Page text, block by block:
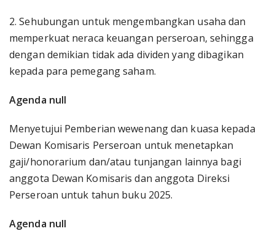
2. Sehubungan untuk mengembangkan usaha dan
memperkuat neraca keuangan perseroan, sehingga
dengan demikian tidak ada dividen yang dibagikan
kepada para pemegang saham.
Agenda null
Menyetujui Pemberian wewenang dan kuasa kepada
Dewan Komisaris Perseroan untuk menetapkan
gaji/honorarium dan/atau tunjangan lainnya bagi
anggota Dewan Komisaris dan anggota Direksi
Perseroan untuk tahun buku 2025.
Agenda null